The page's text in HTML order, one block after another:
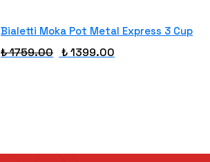
Bialetti Moka Pot Metal Express 3 Cup
₺ 1759.00 ₺ 1399.00